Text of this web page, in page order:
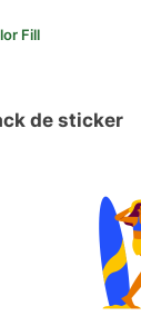
Fill
de sticker